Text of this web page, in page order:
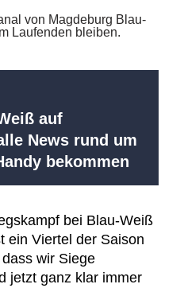
auf
News rund um
bekommen
bei Blau-Weiß
ein Viertel der Saison
wir Siege
jetzt ganz klar immer